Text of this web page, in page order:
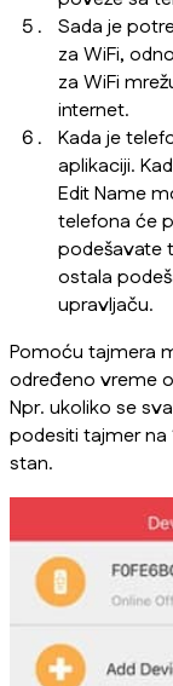
Sada je
za WiFi,
za WiFi
internet.
Kada je
aplikaciji.
Edit Name
telefona će
podešavate
ostala
upravljaču.
Pomoću tajmera
određeno vreme
Npr. ukoliko se
podesiti tajmer na
stan.